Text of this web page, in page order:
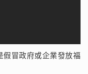
冒政府或企業發放福